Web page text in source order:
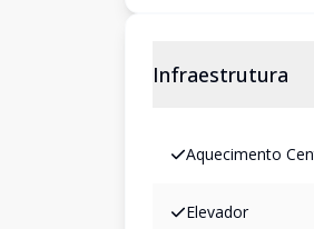
Infraestrutura
Aquecimento
Elevador